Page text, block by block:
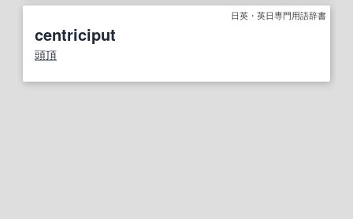
日英・英日専門用語辞書
centriciput
頭頂